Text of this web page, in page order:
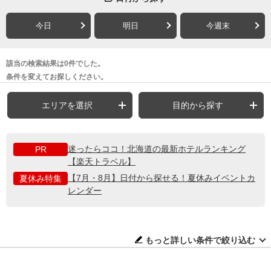
今日 明日 今週末
該当の検索結果は0件でした。
条件を変えてお探しください。
エリアを選択 目的から探す
PR
迷ったらココ！北海道の最新ホテルランキング
【楽天トラベル】
夏休み特集
【7月・8月】日付から探せる！夏休みイベントカ
レンダー
もっと詳しい条件で絞り込む